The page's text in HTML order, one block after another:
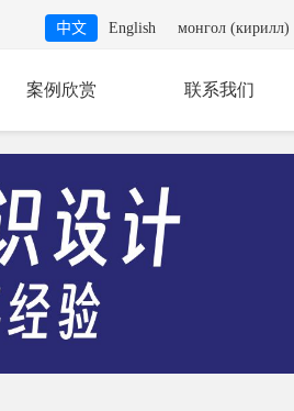
中文 English монгол (кирилл)
案例欣赏 联系我们